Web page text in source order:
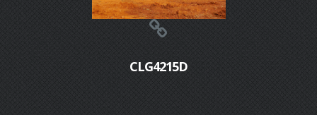
CLG4215D